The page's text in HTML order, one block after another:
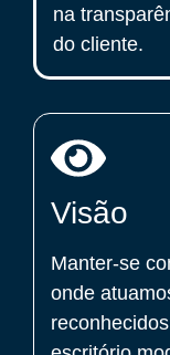
na
do cliente.
Visão
Manter-se
onde